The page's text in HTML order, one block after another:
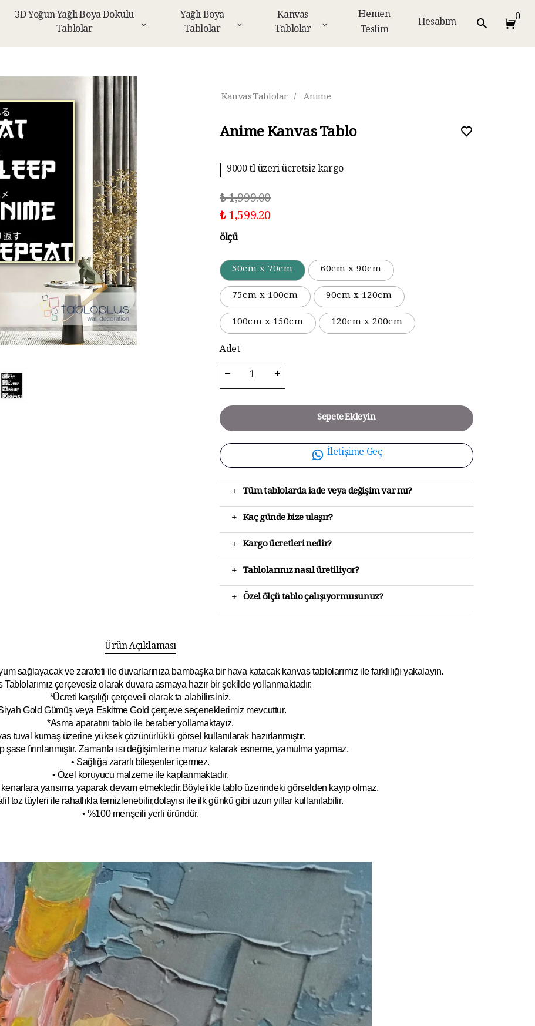
3D Yoğun Yağlı Boya Dokulu
Tablolar
Yağlı Boya
Tablolar
Kanvas
Tablolar
Hemen
Teslim
Hesabım 0
Kanvas Tablolar / Anime
Anime Kanvas Tablo
9000 tl üzeri ücretsiz kargo
₺ 1,999.00
₺ 1,599.20
ölçü
50cm x 70cm
60cm x 90cm
75cm x 100cm
90cm x 120cm
100cm x 150cm
120cm x 200cm
Adet
Sepete Ekleyin
İletişime Geç
+ Tüm tablolarda iade veya değişim var mı?
+ Kaç günde bize ulaşır?
+ Kargo ücretleri nedir?
+ Tablolarınız nasıl üretiliyor?
+ Özel ölçü tablo çalışıyormusunuz?
Ürün Açıklaması
sağlayacak ve zarafeti ile duvarlarınıza bambaşka bir hava katacak kanvas tablolarımız ile farklılığı yakalayın.
Tablolarımız çerçevesiz olarak duvara asmaya hazır bir şekilde yollanmaktadır.
*Ücreti karşılığı çerçeveli olarak ta alabilirsiniz.
Gold Gümüş veya Eskitme Gold çerçeve seçeneklerimiz mevcuttur.
*Asma aparatını tablo ile beraber yollamaktayız.
tuval kumaş üzerine yüksek çözünürlüklü görsel kullanılarak hazırlanmıştır.
şase fırınlanmıştır. Zamanla ısı değişimlerine maruz kalarak esneme, yamulma yapmaz.
• Sağlığa zararlı bileşenler içermez.
• Özel koruyucu malzeme ile kaplanmaktadır.
yansıma yaparak devam etmektedir.Böylelikle tablo üzerindeki görselden kayıp olmaz.
toz tüyleri ile rahatlıkla temizlenebilir,dolayısı ile ilkgünkü gibi uzun yıllar kullanılabilir.
• %100 menşeili yerli üründür.